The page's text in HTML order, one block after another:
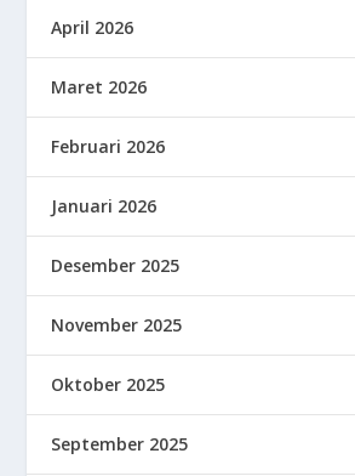
April 2026
Maret 2026
Februari 2026
Januari 2026
Desember 2025
November 2025
Oktober 2025
September 2025